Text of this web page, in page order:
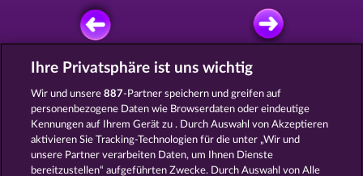
KOSTENLOS SPIELEN
Ihre Privatsphäre ist uns wichtig
Wir und unsere887-Partner speichern und greifen auf
personenbezogene Daten wie Browserdaten oder eindeutige
Kennungen auf Ihrem Gerät zu . Durch Auswahl von Akzeptieren
aktivieren Sie Tracking-Technologien für die unter „Wir und
unsere Partner verarbeiten Daten, um Ihnen Dienste
bereitzustellen“ aufgeführten Zwecke. Durch Auswahl von Alle